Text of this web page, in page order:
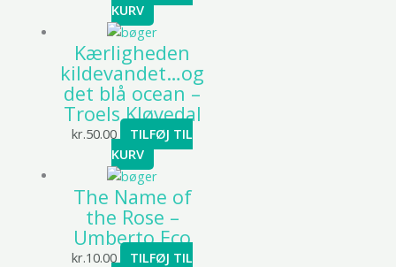
KURV
Kærligheden
kildevandet…og
det blå ocean –
Troels Kløvedal
kr.50.00
TILFØJ TIL
KURV
The Name of
the Rose –
Umberto Eco
kr.10.00
TILFØJ TIL